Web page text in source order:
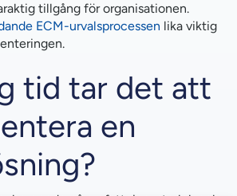
till en framgång
tillgång för organisationen.
ECM-urvalsprocessen lika viktig
tid tar det att
en